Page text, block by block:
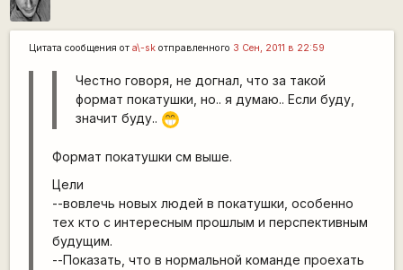
Цитата сообщения от a\-skотправленного 3 Сен, 2011 в 22:59
Честно говоря, не догнал, что за такой
формат покатушки, но.. я думаю.. Если буду,
значит буду.. ;D
Формат покатушки см выше.
Цели
--вовлечь новых людей в покатушки, особенно
тех кто с интересным прошлым и перспективным
будущим.
--Показать, что в нормальной команде проехать